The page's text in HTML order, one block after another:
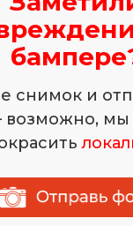
снимок и
возможно,